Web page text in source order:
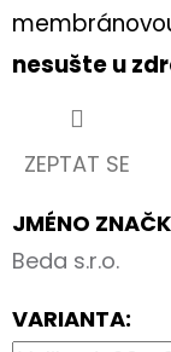
nesušte u
ZEPTAT SE
JMÉNO
Beda s.r.o.
VARIANTA: